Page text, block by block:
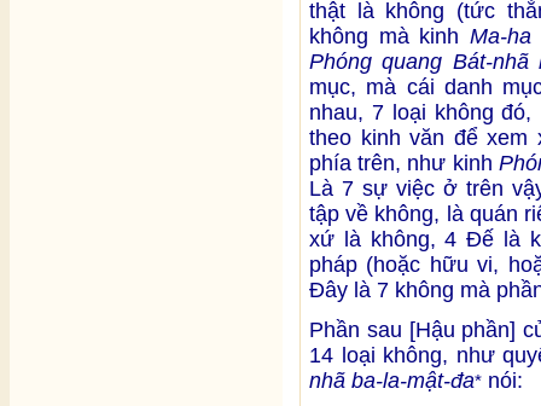
thật là không (tức
không mà kinh Ma-
Phóng quang Bát-nhã
mục, mà cái danh
nhau, 7 loại không
theo kinh văn để
phía trên, như kinh
Là 7 sự việc ở trên
tập về không, là quán
xứ là không, 4 Đế là
pháp (hoặc hữu vi,
Đây là 7 không mà
Phần sau [Hậu phần]
14 loại không, như
nhã ba-la-mật-đa* nói: